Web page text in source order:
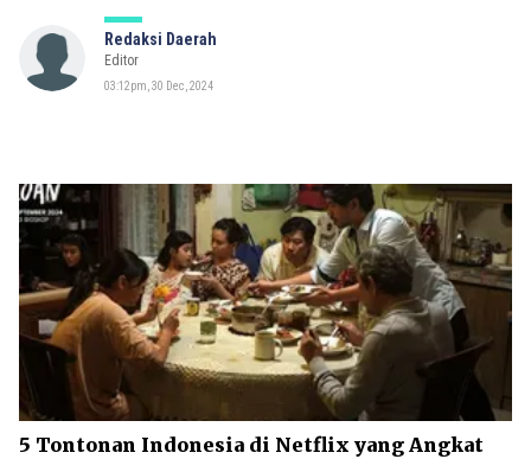
Redaksi Daerah
Editor
03:12pm, 30 Dec, 2024
5 Tontonan Indonesia di Netflix yang Angkat